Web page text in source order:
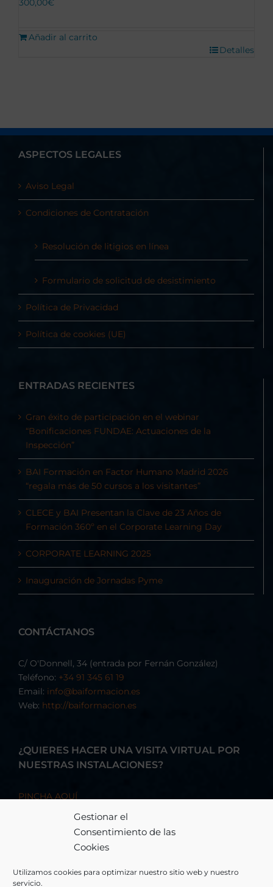
Gestionar el
Consentimiento de las
Cookies
Utilizamos cookies para optimizar nuestro sitio web y nuestro
servicio.
Añadir al carrito
Detalles
ASPECTOS LEGALES
Aviso Legal
Condiciones de Contratación
Resolución de litigios en línea
Formulario de solicitud de desistimiento
Política de Privacidad
Política de cookies (UE)
ENTRADAS RECIENTES
Gran éxito de participación en el webinar
“Bonificaciones FUNDAE: Actuaciones de la
Inspección”
BAI Formación en Factor Humano Madrid 2026
“regala más de 50 cursos a los visitantes”
CLECE y BAI Presentan la Clave de 23 Años de
Formación 360º en el Corporate Learning Day
CORPORATE LEARNING 2025
Inauguración de Jornadas Pyme
CONTÁCTANOS
C/ O'Donnell, 34 (entrada por Fernán González)
Teléfono: +34 91 345 61 19
Email: info@baiformacion.es
Web: http://baiformacion.es
¿QUIERES HACER UNA VISITA VIRTUAL POR
NUESTRAS INSTALACIONES?
PINCHA AQUÍ